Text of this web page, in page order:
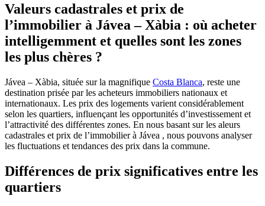
Valeurs cadastrales et prix de
l’immobilier à Jávea – Xàbia : où acheter
intelligemment et quelles sont les zones
les plus chères ?
Jávea – Xàbia, située sur la magnifique Costa Blanca, reste une
destination prisée par les acheteurs immobiliers nationaux et
internationaux. Les prix des logements varient considérablement
selon les quartiers, influençant les opportunités d’investissement et
l’attractivité des différentes zones. En nous basant sur les aleurs
cadastrales et prix de l’immobilier à Jávea , nous pouvons analyser
les fluctuations et tendances des prix dans la commune.
Différences de prix significatives entre les
quartiers